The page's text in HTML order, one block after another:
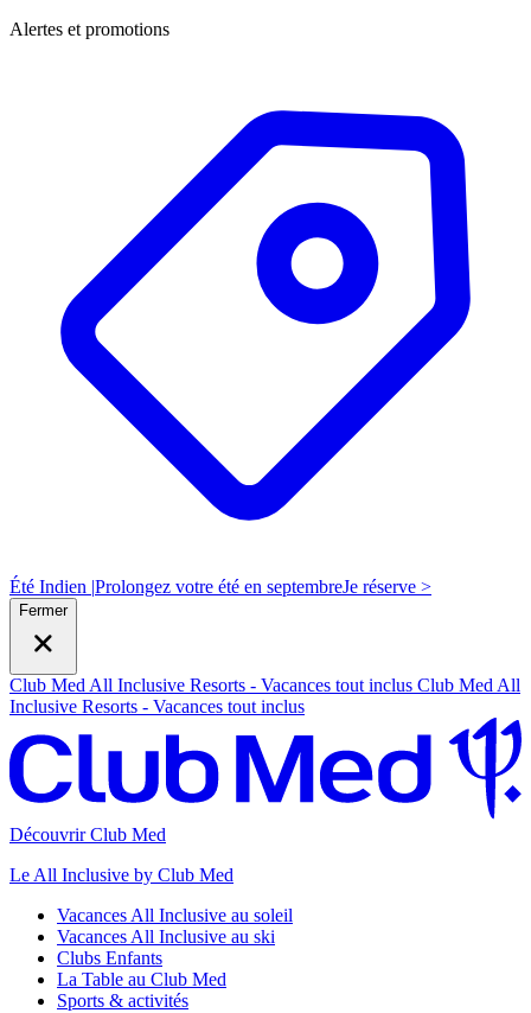
Alertes et promotions
Été Indien |Prolongez votre été en septembreJe réserve >
Fermer
Club Med All Inclusive Resorts - Vacances tout inclus Club Med All
Inclusive Resorts - Vacances tout inclus
Découvrir Club Med
Le All Inclusive by Club Med
Vacances All Inclusive au soleil
Vacances All Inclusive au ski
Clubs Enfants
La Table au Club Med
Sports & activités